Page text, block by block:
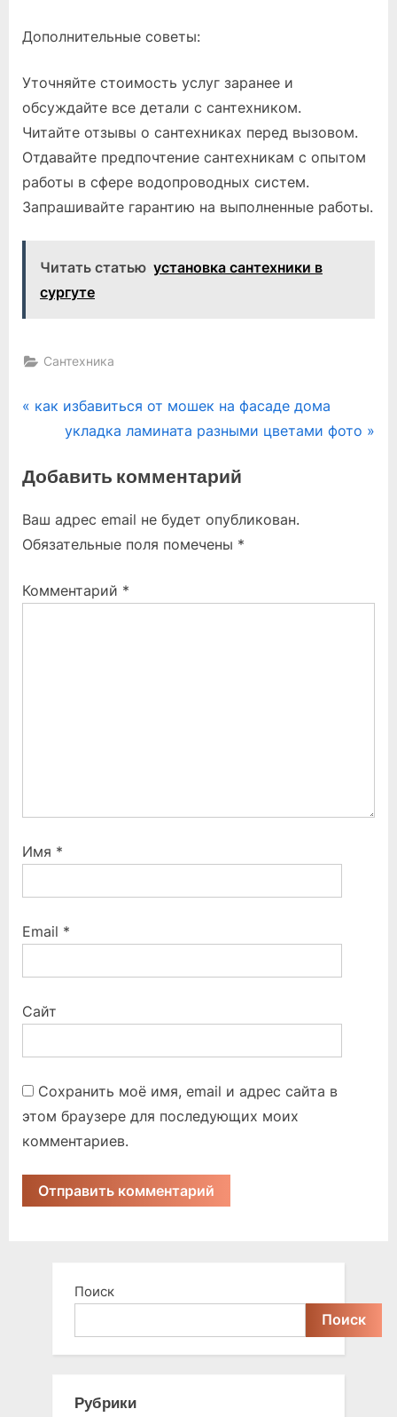
Дополнительные советы:
Уточняйте стоимость услуг заранее и
обсуждайте все детали с сантехником.
Читайте отзывы о сантехниках перед вызовом.
Отдавайте предпочтение сантехникам с опытом
работы в сфере водопроводных систем.
Запрашивайте гарантию на выполненные работы.
Читать статью установка сантехники в
сургуте
Сантехника
Навигация
записям
P
v
o
u
P
как избавиться от мошек на фасаде дома
N
x
P
o
t
укладка ламината разными цветами фото
Добавить комментарий
Ваш адрес email не будет опубликован.
Обязательные поля помечены *
Комментарий *
Имя *
Email *
Сайт
Сохранить моё имя, email и адрес сайта в
этом браузере для последующих моих
комментариев.
Поиск
Поиск
Рубрики